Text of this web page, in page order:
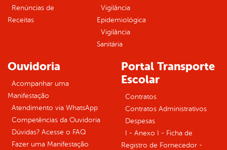
Renúncias de
Receitas
Vigilância
Epidemiológica
Vigilância
Sanitária
Ouvidoria
Acompanhar uma
Manifestação
Atendimento via WhatsApp
Competências da Ouvidoria
Dúvidas? Acesse o FAQ
Fazer uma Manifestação
Portal Transporte
Escolar
Contratos
Contratos Administrativos
Despesas
I - Anexo I - Ficha de
Registro de Fornecedor -